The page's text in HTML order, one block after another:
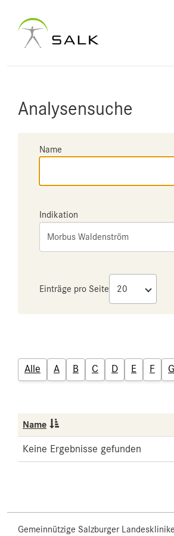
Analysensuche
Name
Indikation
Morbus Waldenström
Einträge pro Seite
Alle A B C D E F G
Name
Keine Ergebnisse gefunden
Gemeinnützige Salzburger